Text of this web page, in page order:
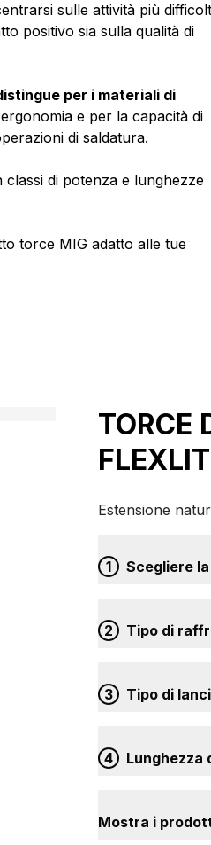
sulle attività più
positivo sia sulla qualità di
per i materiali di
e per la capacità di
di saldatura.
classi di potenza e lunghezze
torce MIG adatto alle tue
TORCE
Estensione
1 Scegliere
2 Tipo di
3 Tipo di
4 Lunghezza
Mostra i